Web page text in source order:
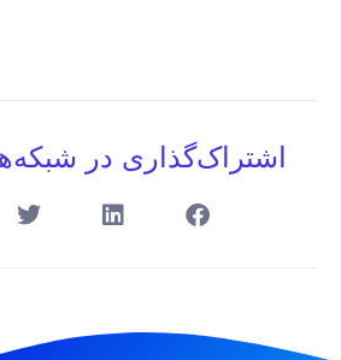
اشتراک‌گذاری در